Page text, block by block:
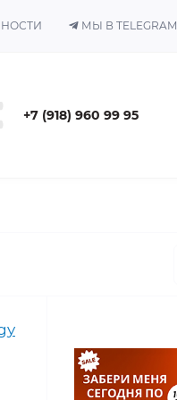
МЫ В TELEGRAM
+7 (918) 960 99 95